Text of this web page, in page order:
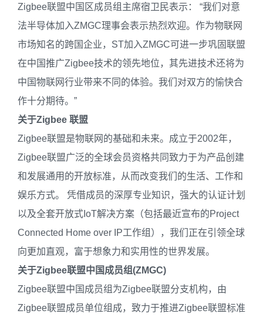
Zigbee联盟中国区成员组主席宿卫民表示： “我们对意
法半导体加入ZMGC理事会表示热烈欢迎。作为物联网
市场知名的跨国企业，ST加入ZMGC可进一步巩固联盟
在中国推广Zigbee技术的领先地位，其先进技术还将为
中国物联网行业带来不同的体验。我们对双方的愉快合
作十分期待。”
关于Zigbee 联盟
Zigbee联盟是物联网的基础和未来。成立于2002年，
Zigbee联盟广泛的全球会员资格共同致力于为产品创建
和发展通用的开放标准，从而改变我们的生活、工作和
娱乐方式。 凭借成员的深厚专业知识，强大的认证计划
以及全套开放式IoT解决方案（包括最近宣布的Project
Connected Home over IP工作组），我们正在引领全球
向更加直观，富于想象力和实用性的世界发展。
关于Zigbee联盟中国成员组(ZMGC)
Zigbee联盟中国成员组为Zigbee联盟分支机构，由
Zigbee联盟成员单位组成，致力于推进Zigbee联盟标准